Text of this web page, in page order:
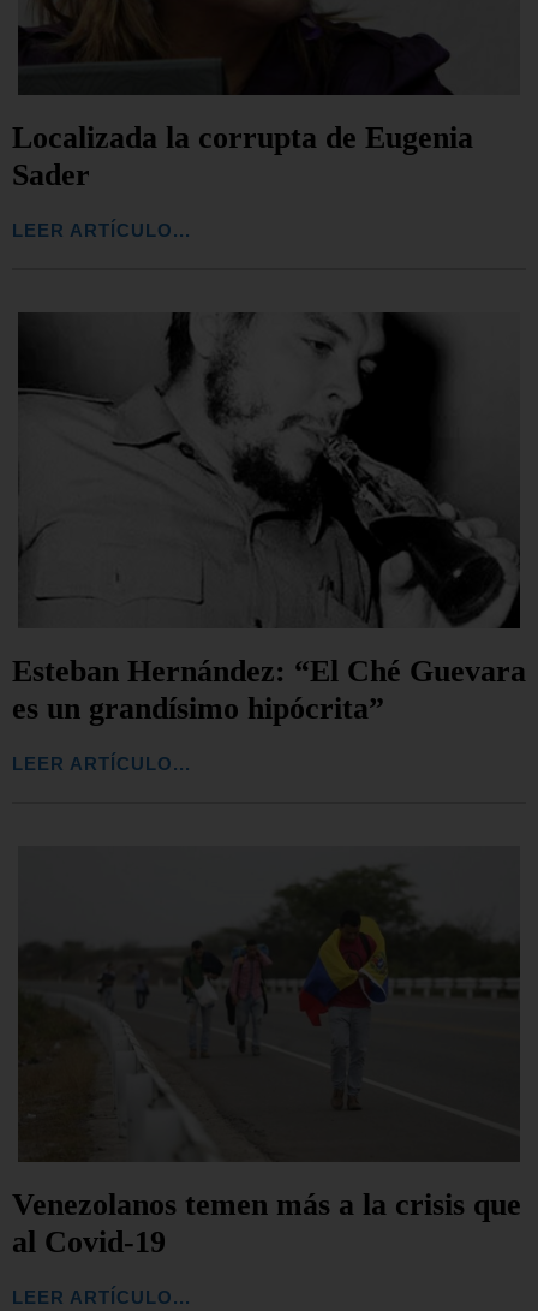
Localizada la corrupta de Eugenia
Sader
LEER ARTÍCULO...
Esteban Hernández: “El Ché Guevara
es un grandísimo hipócrita”
LEER ARTÍCULO...
Venezolanos temen más a la crisis que
al Covid-19
LEER ARTÍCULO...